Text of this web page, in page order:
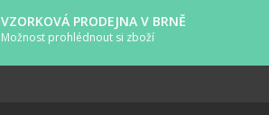
VZORKOVÁ PRODEJNA V BRNĚ
Možnost prohlédnout si zboží